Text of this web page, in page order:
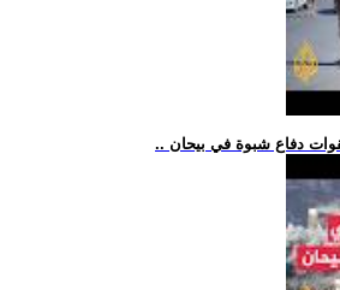
دفاع شبوة في بيحان